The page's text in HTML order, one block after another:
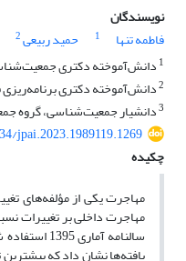
نویسندگان
فاطمه تنها
1 حمید ربیعی2
1 دانش‌آموخته دکتری
2دانش‌آموخته دکتری برنامه‌ریزی
3دانشیار جمعیت‌‌شناسی، گروه
jpai.2023.1989119.1269
چکیده
مهاجرت یکی از مؤلفه‌های